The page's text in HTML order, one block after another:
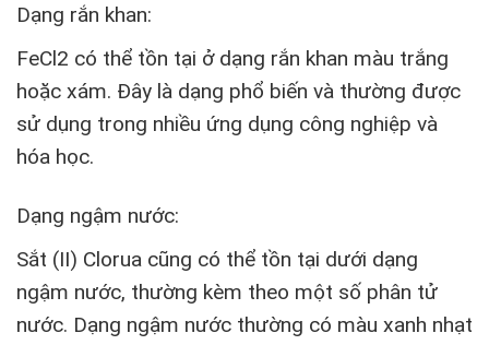
Dạng rắn khan:
FeCl2 có thể tồn tại ở dạng rắn khan màu trắng
hoặc xám. Đây là dạng phổ biến và thường được
sử dụng trong nhiều ứng dụng công nghiệp và
hóa học.
Dạng ngậm nước:
Sắt (II) Clorua cũng có thể tồn tại dưới dạng
ngậm nước, thường kèm theo một số phân tử
nước. Dạng ngậm nước thường có màu xanh nhạt